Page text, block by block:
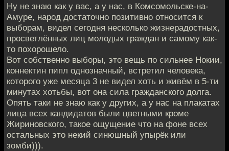
Ну не знаю как у вас, а у нас, в Комсомольске-на-
Амуре, народ достаточно позитивно относится к
выборам, видел сегодня несколько жизнерадостных,
просветлённых лиц молодых граждан и самому как-
то похорошело.
Вот собственно выборы, это вещь по сильнее Нокии,
коннектин пипл однозначный, встретил человека,
которого уже месяца 3 не видел хоть и живём в 5-ти
минутах хотьбы, вот она сила гражданского долга.
Опять таки не знаю как у других, а у нас на плакатах
лица всех кандидатов были цветными кроме
Жириновского, такое ощущение что на фоне всех
остальных это некий синюшный упырёк или
зомби))).